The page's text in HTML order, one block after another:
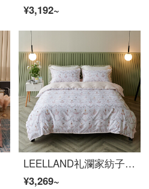
¥3,192~
LEELLAND礼瀾家紡子供用アニメ潮牌デジタルプリント60本の全綿ベッドの上に4つのセットの純綿の高密なサテンのシーツ4つのセットで踊る小さい仙女1.2メートルベッドの3つのセット155*215 cm
¥3,269~